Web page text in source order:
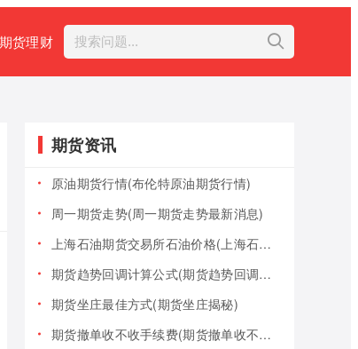
期货理财
期货资讯
原油期货行情(布伦特原油期货行情)
周一期货走势(周一期货走势最新消息)
上海石油期货交易所石油价格(上海石油期货交易所石油价格查询)
期货趋势回调计算公式(期货趋势回调计算公式是什么)
期货坐庄最佳方式(期货坐庄揭秘)
期货撤单收不收手续费(期货撤单收不收手续费用)